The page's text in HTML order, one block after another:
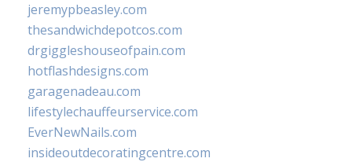
jeremypbeasley.com
thesandwichdepotcos.com
drgiggleshouseofpain.com
hotflashdesigns.com
garagenadeau.com
lifestylechauffeurservice.com
EverNewNails.com
insideoutdecoratingcentre.com